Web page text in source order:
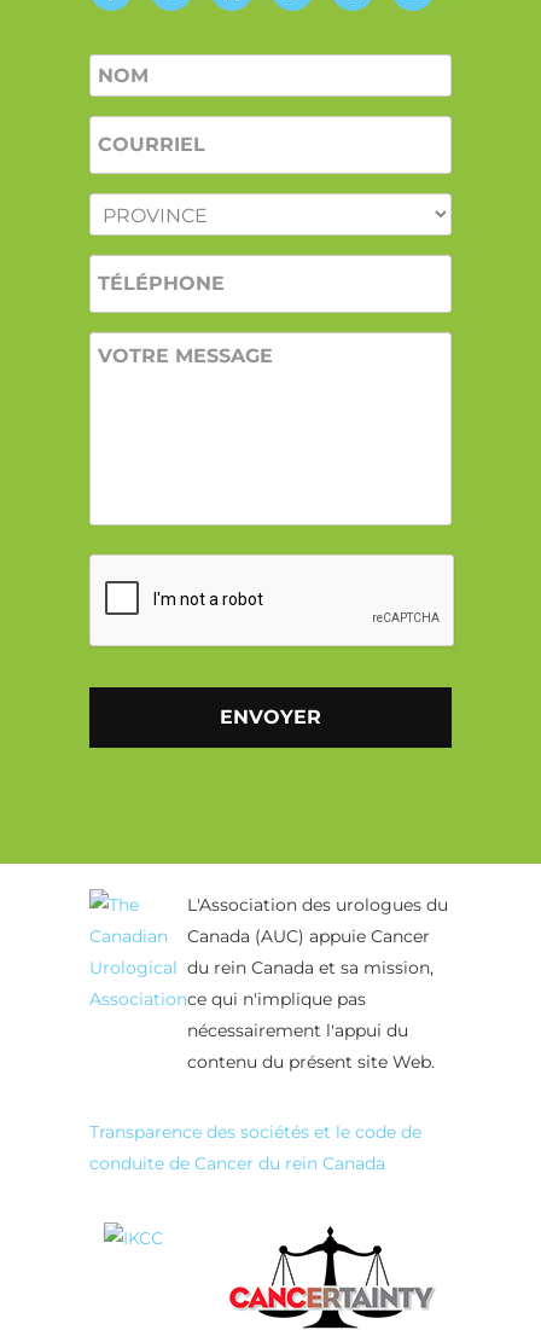
Nom
PROVINCE
VOTRE
MESSAGE
L'Association des urologues du
Canada (AUC) appuie Cancer
du rein Canada et sa mission,
ce qui n'implique pas
nécessairement l'appui du
contenu du présent site Web.
Transparence des sociétés et le code de
conduite de Cancer du rein Canada